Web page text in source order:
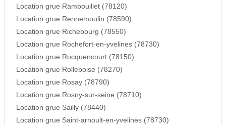
Location grue Rambouillet (78120)
Location grue Rennemoulin (78590)
Location grue Richebourg (78550)
Location grue Rochefort-en-yvelines (78730)
Location grue Rocquencourt (78150)
Location grue Rolleboise (78270)
Location grue Rosay (78790)
Location grue Rosny-sur-seine (78710)
Location grue Sailly (78440)
Location grue Saint-arnoult-en-yvelines (78730)